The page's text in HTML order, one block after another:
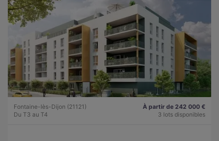
Fontaine-lès-Dijon (21121)
Du T3 au T4
À partir de 242 000 €
3 lots disponibles